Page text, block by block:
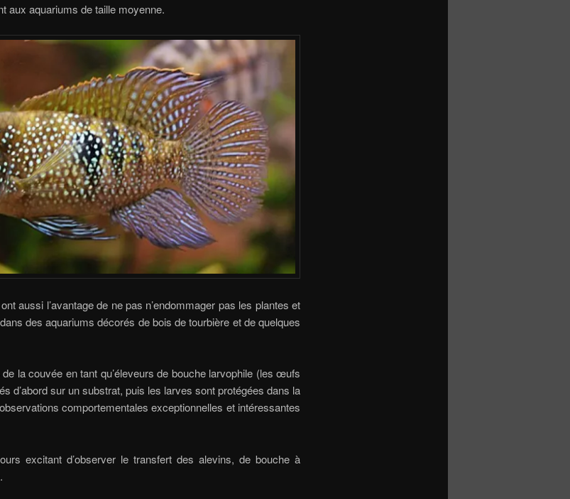
aux aquariums de taille moyenne.
aussi l’avantage de ne pas n’endommager pas les plantes et
des aquariums décorés de bois de tourbière et de quelques
la couvée en tant qu’éleveurs de bouche larvophile (les œufs
d’abord sur un substrat, puis les larves sont protégées dans la
comportementales exceptionnelles et intéressantes
excitant d’observer le transfert des alevins, de bouche à